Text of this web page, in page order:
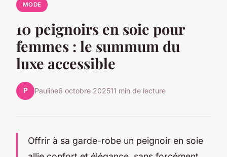
MODE
10 peignoirs en soie pour
femmes : le summum du
luxe accessible
P Pauline6 octobre 202511 min de lecture
Offrir à sa garde-robe un peignoir en soie